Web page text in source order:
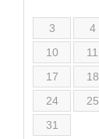
3
4
10
11
17
18
24
25
31